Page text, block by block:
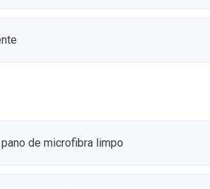
de microfibra limpo